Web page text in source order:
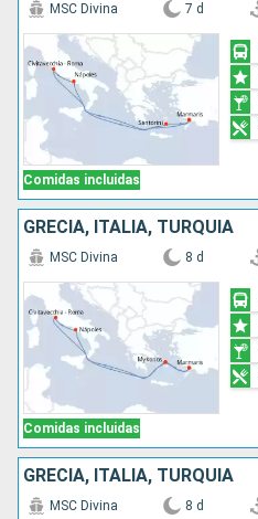
Comidas incluidas
MSC Divina 7 d
GRECIA, ITALIA, TURQUÍA
Comidas incluidas
MSC Divina 8 d
GRECIA, ITALIA, TURQUÍA
MSC Divina 8 d